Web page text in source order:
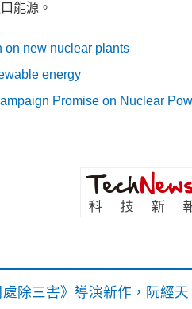
能源。
on new nuclear plants
energy
Promise on Nuclear
除三害》導演新作，阮經